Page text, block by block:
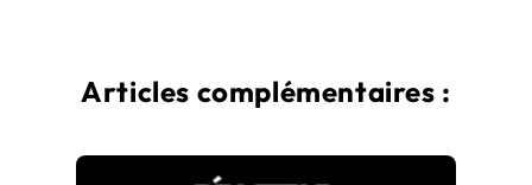
Articles complémentaires :